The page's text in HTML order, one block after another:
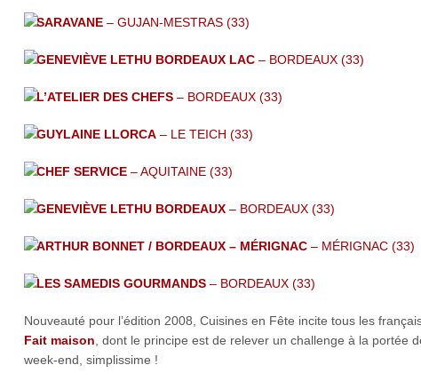
SARAVANE– GUJAN-MESTRAS (33)
GENEVIÈVE LETHU BORDEAUX LAC– BORDEAUX (33)
L’ATELIER DES CHEFS– BORDEAUX (33)
GUYLAINE LLORCA– LE TEICH (33)
CHEF SERVICE– AQUITAINE (33)
GENEVIÈVE LETHU BORDEAUX– BORDEAUX (33)
ARTHUR BONNET / BORDEAUX – MÉRIGNAC– MÉRIGNAC (33)
LES SAMEDIS GOURMANDS– BORDEAUX (33)
Nouveauté pour l’édition 2008, Cuisines en Fête incite tous les
Fait maison, dont le principe est de relever un challenge à la portée
week-end, simplissime !